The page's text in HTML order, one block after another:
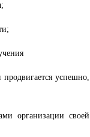
продвигается успешно,
организации своей